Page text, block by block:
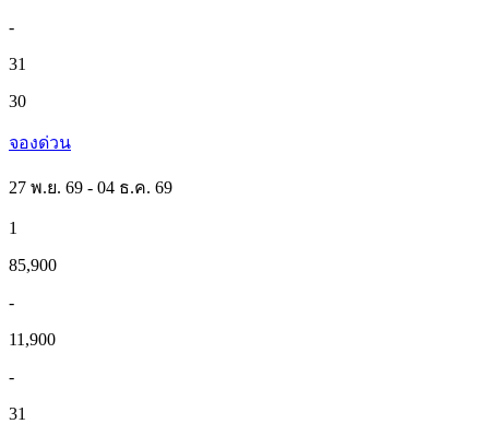
-
31
30
จองด่วน
27 พ.ย. 69 - 04 ธ.ค. 69
1
85,900
-
11,900
-
31